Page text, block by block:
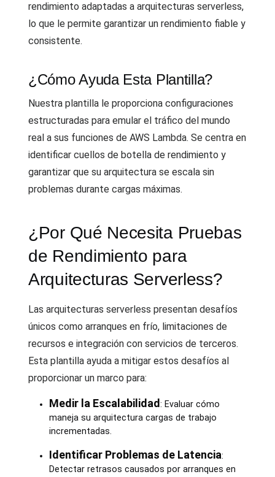
rendimiento adaptadas a arquitecturas serverless,
lo que le permite garantizar un rendimiento fiable y
consistente.
¿Cómo Ayuda Esta Plantilla?
Nuestra plantilla le proporciona configuraciones
estructuradas para emular el tráfico del mundo
real a sus funciones de AWS Lambda. Se centra en
identificar cuellos de botella de rendimiento y
garantizar que su arquitectura se escala sin
problemas durante cargas máximas.
¿Por Qué Necesita Pruebas
de Rendimiento para
Arquitecturas Serverless?
Las arquitecturas serverless presentan desafíos
únicos como arranques en frío, limitaciones de
recursos e integración con servicios de terceros.
Esta plantilla ayuda a mitigar estos desafíos al
proporcionar un marco para:
Medir la Escalabilidad : Evaluar cómo
maneja su arquitectura cargas de trabajo
incrementadas.
Identificar Problemas de Latencia:
Detectar retrasos causados por arranques en